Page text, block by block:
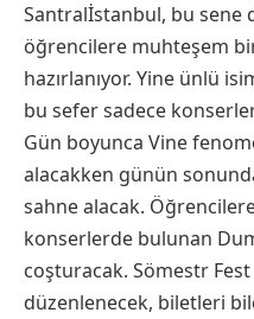
Santralİstanbul, bu sene
öğrencilere muhteşem
hazırlanıyor. Yine ünlü
bu sefer sadece
Gün boyunca Vine
alacakken günün
sahne alacak.
konserlerde bulunan
coşturacak. Sömestr
düzenlenecek, biletleri